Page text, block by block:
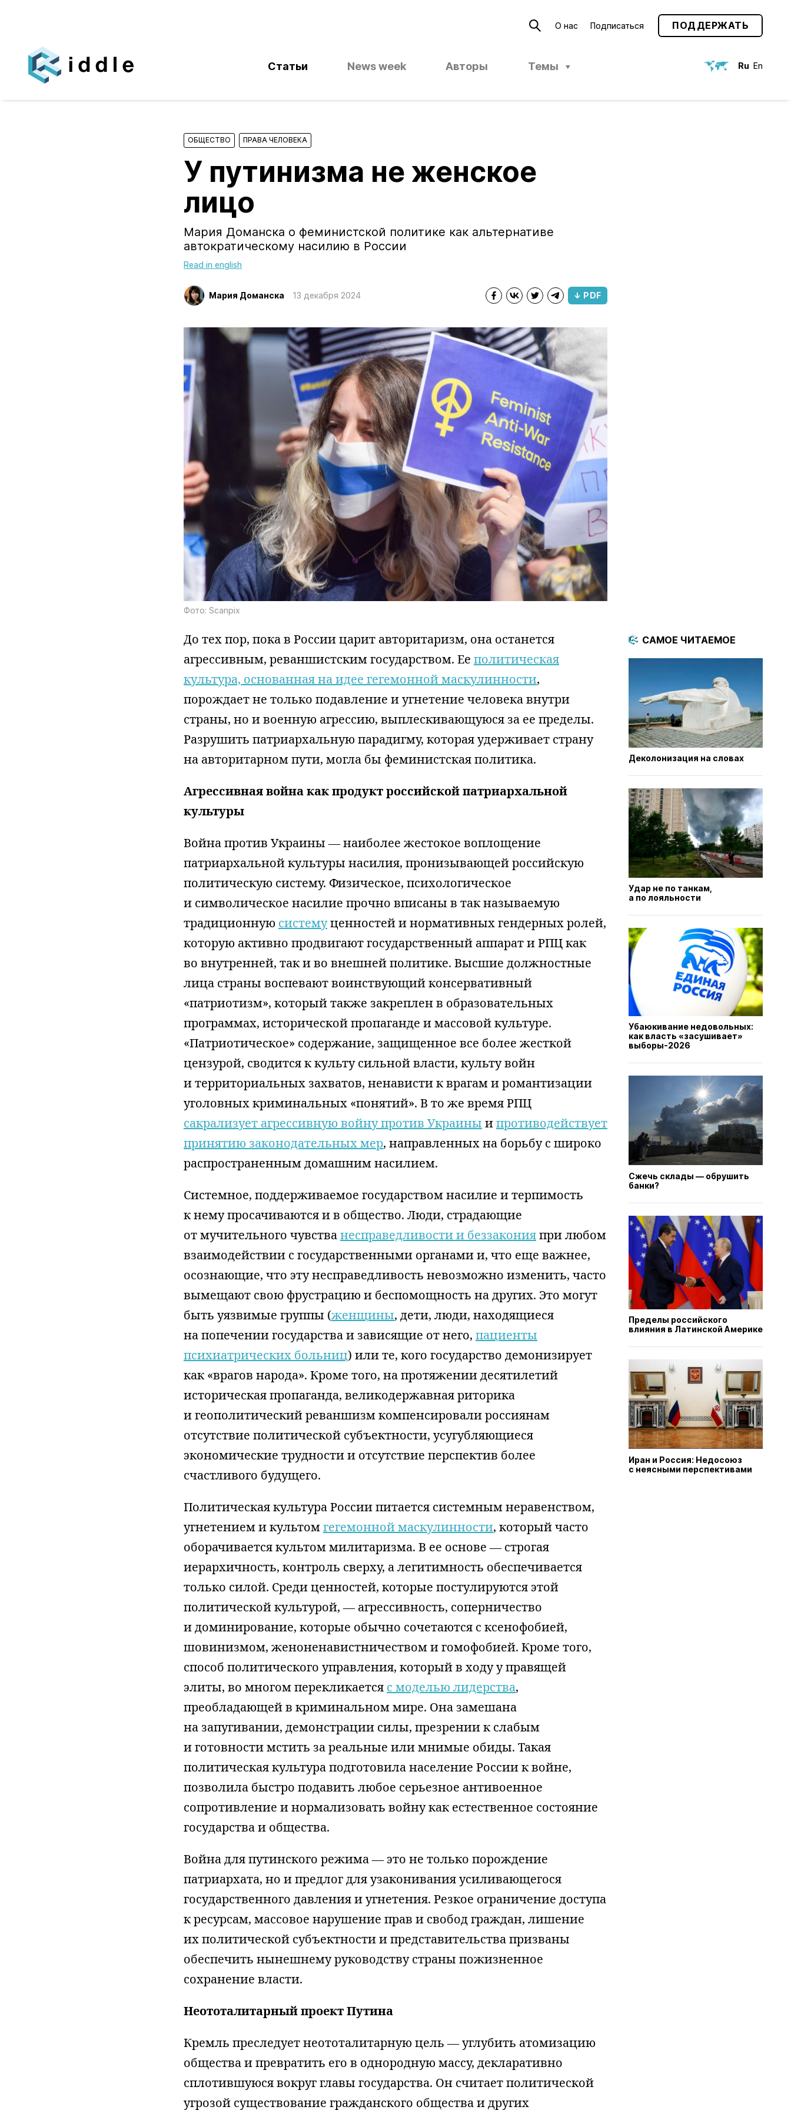
О нас Подписаться ПОДДЕРЖАТЬ
Статьи News week Авторы Темы Ru En
ОБЩЕСТВО ПРАВА ЧЕЛОВЕКА
У путинизма не женское
лицо
Мария Доманска о феминистской политике как альтернативе
автократическому насилию в России
Read in english
Мария Доманска 13 декабря 2024 ↓ PDF
Фото: Scanpix
До тех пор, пока в России царит авторитаризм, она останется
агрессивным, реваншистским государством. Ее политическая
культура, основанная на идее гегемонной маскулинности,
порождает не только подавление и угнетение человека внутри
страны, но и военную агрессию, выплескивающуюся за ее пределы.
Разрушить патриархальную парадигму, которая удерживает страну
на авторитарном пути, могла бы феминистская политика.
Агрессивная война как продукт российской патриархальной
культуры
Война против Украины — наиболее жестокое воплощение
патриархальной культуры насилия, пронизывающей российскую
политическую систему. Физическое, психологическое
и символическое насилие прочно вписаны в так называемую
традиционную системуценностей и нормативных гендерных ролей,
которую активно продвигают государственный аппарат и РПЦ как
во внутренней, так и во внешней политике. Высшие должностные
лица страны воспевают воинствующий консервативный
«патриотизм», который также закреплен в образовательных
программах, исторической пропаганде и массовой культуре.
«Патриотическое» содержание, защищенное все более жесткой
цензурой, сводится к культу сильной власти, культу войн
и территориальных захватов, ненависти к врагам и романтизации
уголовных криминальных «понятий». В то же время РПЦ
сакрализует агрессивную войну против Украины ипротиводействует
принятию законодательных мер, направленных на борьбу с широко
распространенным домашним насилием.
Системное, поддерживаемое государством насилие и терпимость
к нему просачиваются и в общество. Люди, страдающие
от мучительного чувстванесправедливости и беззаконияпри любом
взаимодействии с государственными органами и, что еще важнее,
осознающие, что эту несправедливость невозможно изменить, часто
вымещают свою фрустрацию и беспомощность на других. Это могут
быть уязвимые группы (женщины, дети, люди, находящиеся
на попечении государства и зависящие от него, пациенты
психиатрических больниц) или те, кого государство демонизирует
как «врагов народа». Кроме того, на протяжении десятилетий
историческая пропаганда, великодержавная риторика
и геополитический реваншизм компенсировали россиянам
отсутствие политической субъектности, усугубляющиеся
экономические трудности и отсутствие перспектив более
счастливого будущего.
Политическая культура России питается системным неравенством,
угнетением и культомгегемонной маскулинности, который часто
оборачивается культом милитаризма. В ее основе — строгая
иерархичность, контроль сверху, а легитимность обеспечивается
только силой. Среди ценностей, которые постулируются этой
политической культурой, — агрессивность, соперничество
и доминирование, которые обычно сочетаются с ксенофобией,
шовинизмом, женоненавистничеством и гомофобией. Кроме того,
способ политического управления, который в ходу у правящей
элиты, во многом перекликается с моделью лидерства,
преобладающей в криминальном мире. Она замешана
на запугивании, демонстрации силы, презрении к слабым
и готовности мстить за реальные или мнимые обиды. Такая
политическая культура подготовила население России к войне,
позволила быстро подавить любое серьезное антивоенное
сопротивление и нормализовать войну как естественное состояние
государства и общества.
Война для путинского режима — это не только порождение
патриархата, но и предлог для узаконивания усиливающегося
государственного давления и угнетения. Резкое ограничение доступа
к ресурсам, массовое нарушение прав и свобод граждан, лишение
их политической субъектности и представительства призваны
обеспечить нынешнему руководству страны пожизненное
сохранение власти.
Неототалитарный проект Путина
Кремль преследует неототалитарную цель — углубить атомизацию
общества и превратить его в однородную массу, декларативно
сплотившуюся вокруг главы государства. Он считает политической
угрозой существование гражданского общества и других
САМОЕ ЧИТАЕМОЕ
Деколонизация на словах
Удар не по танкам,
а по лояльности
Убаюкивание недовольных:
как власть «засушивает»
выборы-2026
Сжечь склады — обрушить
банки?
Пределы российского
влияния в Латинской Америке
Иран и Россия: Недосоюз
с неясными перспективами